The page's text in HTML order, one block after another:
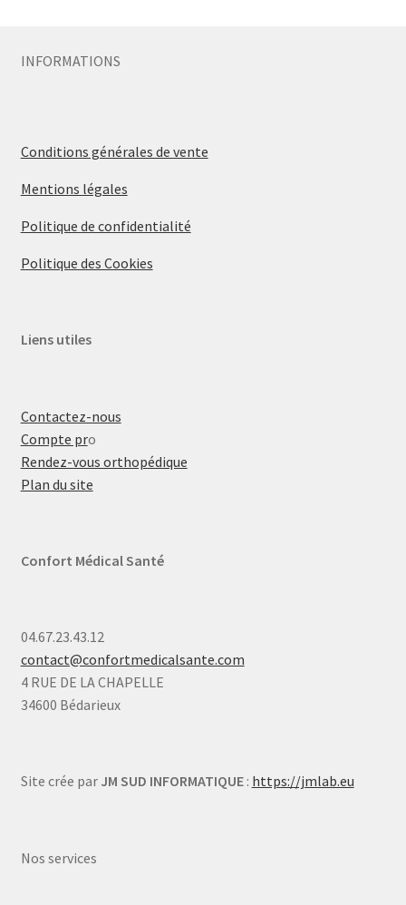
INFORMATIONS
Conditions générales de vente
Mentions légales
Politique de confidentialité
Politique des Cookies
Liens utiles
Contactez-nous
Compte pro
Rendez-vous orthopédique
Plan du site
Confort Médical Santé
04.67.23.43.12
contact@confortmedicalsante.com
4 RUE DE LA CHAPELLE
34600 Bédarieux
Site crée par JM SUD INFORMATIQUE: https://jmlab.eu
Nos services